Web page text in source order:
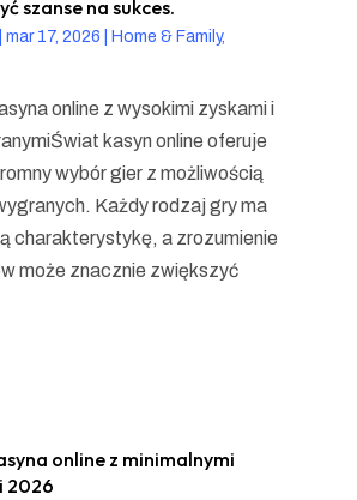
szanse na sukces.
mar 17, 2026
Home & Family,
online z wysokimi zyskami i
kasyn online oferuje
wybór gier z możliwością
Każdy rodzaj gry ma
charakterystykę, a zrozumienie
może znacznie zwiększyć
online z minimalnymi
2026